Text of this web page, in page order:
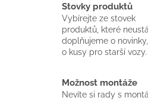
Stovky produktů
Vybírejte ze stovek
produktů, které
doplňujeme o
o kusy pro starší vozy.
Možnost montáže
Nevíte si rady s